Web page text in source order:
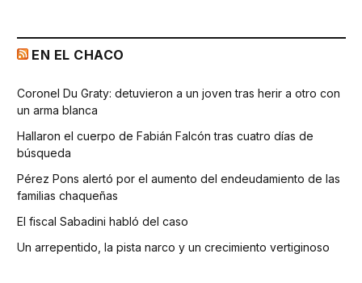
EN EL CHACO
Coronel Du Graty: detuvieron a un joven tras herir a otro con
un arma blanca
Hallaron el cuerpo de Fabián Falcón tras cuatro días de
búsqueda
Pérez Pons alertó por el aumento del endeudamiento de las
familias chaqueñas
El fiscal Sabadini habló del caso
Un arrepentido, la pista narco y un crecimiento vertiginoso